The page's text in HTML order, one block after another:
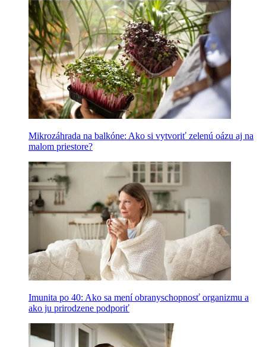
Mikrozáhrada na balkóne: Ako si vytvoriť zelenú oázu aj na
malom priestore?
Imunita po 40: Ako sa mení obranyschopnosť organizmu a
ako ju prirodzene podporiť